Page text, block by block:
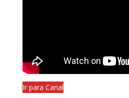
Ir para Canal